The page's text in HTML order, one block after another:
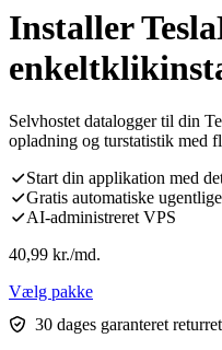
Installer
Selvhostet datalogger til din
opladning og turstatistik med
Start din applikation med
Gratis automatiske
AI-administreret VPS
40,99 kr./md.
Vælg pakke
30 dages garanteret returret